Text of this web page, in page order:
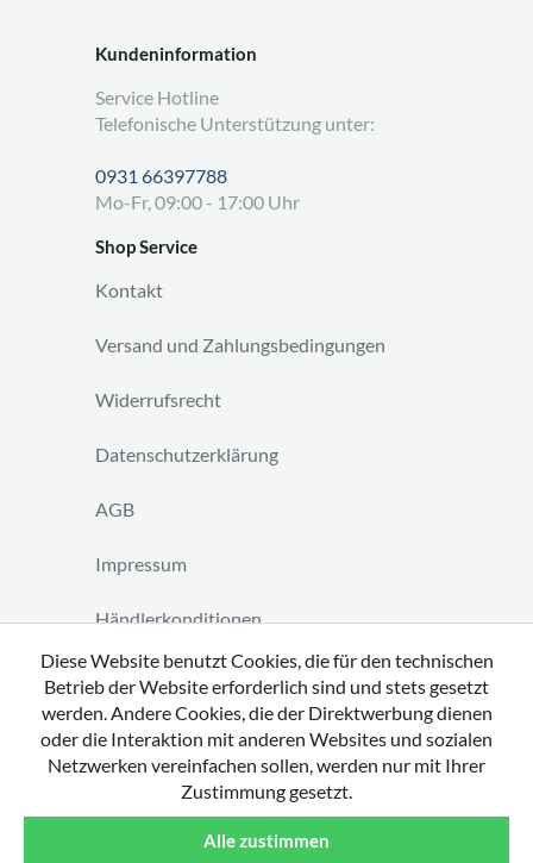
Kundeninformation
Service Hotline
Telefonische Unterstützung unter:
0931 66397788
Mo-Fr, 09:00 - 17:00 Uhr
Shop Service
Kontakt
Versand und Zahlungsbedingungen
Widerrufsrecht
Datenschutzerklärung
AGB
Impressum
Händlerkonditionen
Vertrag widerrufen
Diese Website benutzt Cookies, die für den technischen
Betrieb der Website erforderlich sind und stets gesetzt
werden. Andere Cookies, die der Direktwerbung dienen
oder die Interaktion mit anderen Websites und sozialen
Netzwerken vereinfachen sollen, werden nur mit Ihrer
Zustimmung gesetzt.